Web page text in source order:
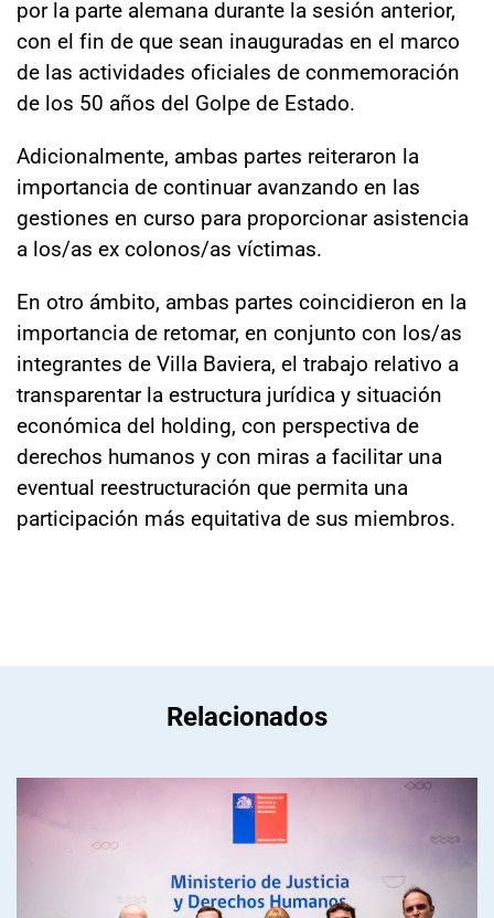
por la parte alemana durante la sesión anterior,
con el fin de que sean inauguradas en el marco
de las actividades oficiales de conmemoración
de los 50 años del Golpe de Estado.
Adicionalmente, ambas partes reiteraron la
importancia de continuar avanzando en las
gestiones en curso para proporcionar asistencia
a los/as ex colonos/as víctimas.
En otro ámbito, ambas partes coincidieron en la
importancia de retomar, en conjunto con los/as
integrantes de Villa Baviera, el trabajo relativo a
transparentar la estructura jurídica y situación
económica del holding, con perspectiva de
derechos humanos y con miras a facilitar una
eventual reestructuración que permita una
participación más equitativa de sus miembros.
Relacionados